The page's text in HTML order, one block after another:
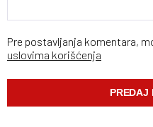
Pre postavljanja komentara,
uslovima korišćenja